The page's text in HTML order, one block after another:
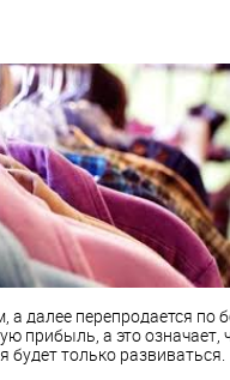
а далее перепродается по
прибыль, а это означает,
только развиваться.